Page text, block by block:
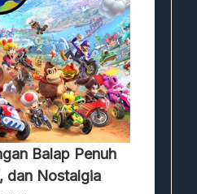
Balap Penuh
dan Nostalgia